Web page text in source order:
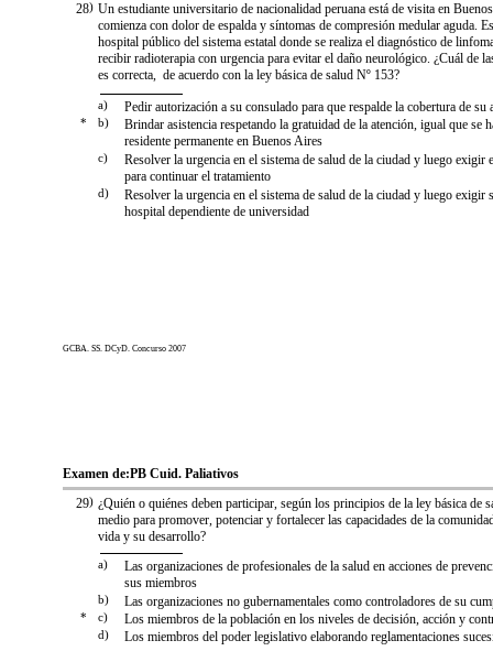
)
28 Un estudiante universitario de nacionalidad peruana está de visita en
comienza con dolor de espalda y síntomas de compresión medular aguda.
hospital público del sistema estatal donde se realiza el diagnóstico de
recibir radioterapia con urgencia para evitar el daño neurológico. ¿Cuál de
es correcta, de acuerdo con la ley básica de salud Nº 153?
a) Pedir autorización a su consulado para que respalde la cobertura de su
* b)
Brindar asistencia respetando la gratuidad de la atención, igual que se
residente permanente en Buenos Aires
c)
Resolver la urgencia en el sistema de salud de la ciudad y luego exigir
para continuar el tratamiento
d)
Resolver la urgencia en el sistema de salud de la ciudad y luego exigir
hospital dependiente de universidad
GCBA. SS. DCyD. Concurso 2007
Examen de:PB Cuid. Paliativos
)
29 ¿Quién o quiénes deben participar, según los principios de la ley básica de
medio para promover, potenciar y fortalecer las capacidades de la
vida y su desarrollo?
a)
Las organizaciones de profesionales de la salud en acciones de
sus miembros
b) Las organizaciones no gubernamentales como controladores de su
* c) Los miembros de la población en los niveles de decisión, acción y
d) Los miembros del poder legislativo elaborando reglamentaciones